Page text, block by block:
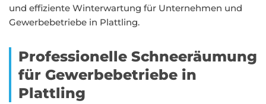
und effiziente Winterwartung für Unternehmen und
Gewerbebetriebe in Plattling.
Professionelle Schneeräumung
für Gewerbebetriebe in
Plattling